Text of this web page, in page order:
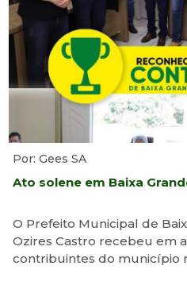
Por: Gees SA
Ato solene em Baixa
O Prefeito Municipal de
Ozires Castro recebeu em
contribuintes do município